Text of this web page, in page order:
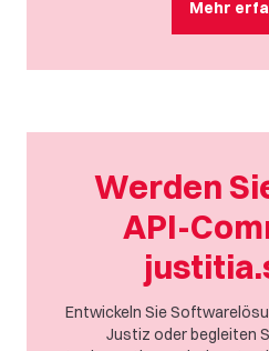
Mehr
Werden
API-
Entwickeln Sie
Justiz oder begleiten